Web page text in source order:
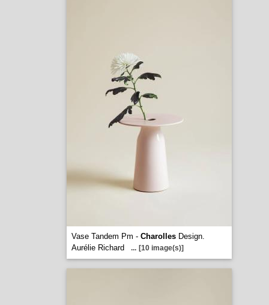
Vase Tandem Pm - CharollesDesign.
Aurélie Richard
... [10 image(s)]